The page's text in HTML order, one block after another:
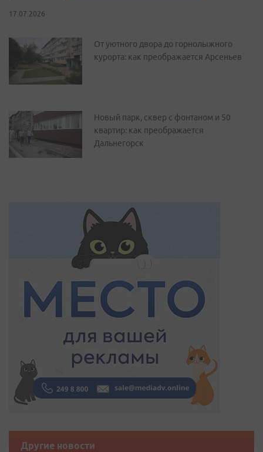
17.07.2026
От уютного двора до горнолыжного
курорта: как преображается Арсеньев
Новый парк, сквер с фонтаном и 50
квартир: как преображается
Дальнегорск
Другие новости